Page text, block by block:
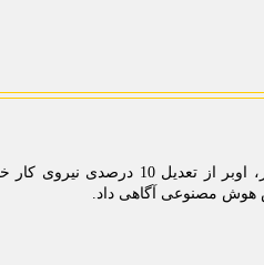
به گزارش مینی کامپیوتر،
هوش مصنوعی آگاهی داد.